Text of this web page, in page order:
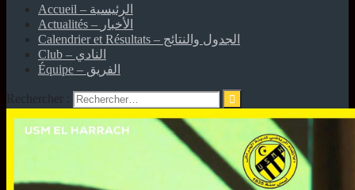
Accueil – الرئيسية
Actualités – الأخبار
Calendrier et Résultats – الجدول والنتائج
Club – النادي
Équipe – الفريق
Rechercher :